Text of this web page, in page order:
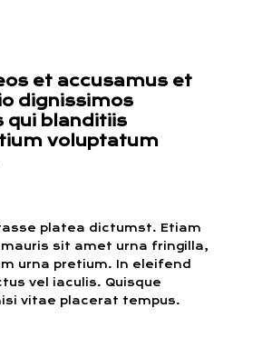
et accusamus et
dignissimos
qui blanditiis
voluptatum
platea dictumst. Etiam
sit amet urna fringilla,
urna pretium. In eleifend
vel iaculis. Quisque
vitae placerat tempus.